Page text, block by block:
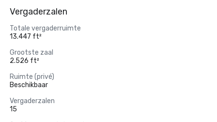
Vergaderzalen
Totale vergaderruimte
13.447 ft²
Grootste zaal
2.526 ft²
Ruimte (privé)
Beschikbaar
Vergaderzalen
15